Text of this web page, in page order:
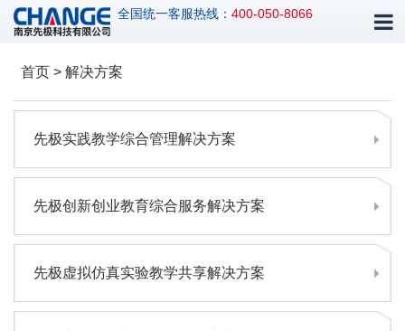
全国统一客服热线： 400-050-8066
首页 > 解决方案
先极实践教学综合管理解决方案
先极创新创业教育综合服务解决方案
先极虚拟仿真实验教学共享解决方案